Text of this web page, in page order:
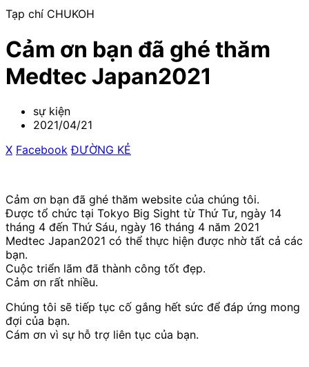
Tạp chí CHUKOH
Cảm ơn bạn đã ghé thăm
Medtec Japan2021
sự kiện
2021/04/21
X Facebook ​ ​ĐƯỜNG KẺ
Cảm ơn bạn đã ghé thăm website của chúng tôi.
Được tổ chức tại Tokyo Big Sight từ Thứ Tư, ngày 14
tháng 4 đến Thứ Sáu, ngày 16 tháng 4 năm 2021
Medtec Japan2021 có thể thực hiện được nhờ tất cả các
bạn.
Cuộc triển lãm đã thành công tốt đẹp.
Cảm ơn rất nhiều.
Chúng tôi sẽ tiếp tục cố gắng hết sức để đáp ứng mong
đợi của bạn.
Cám ơn vì sự hỗ trợ liên tục của bạn.